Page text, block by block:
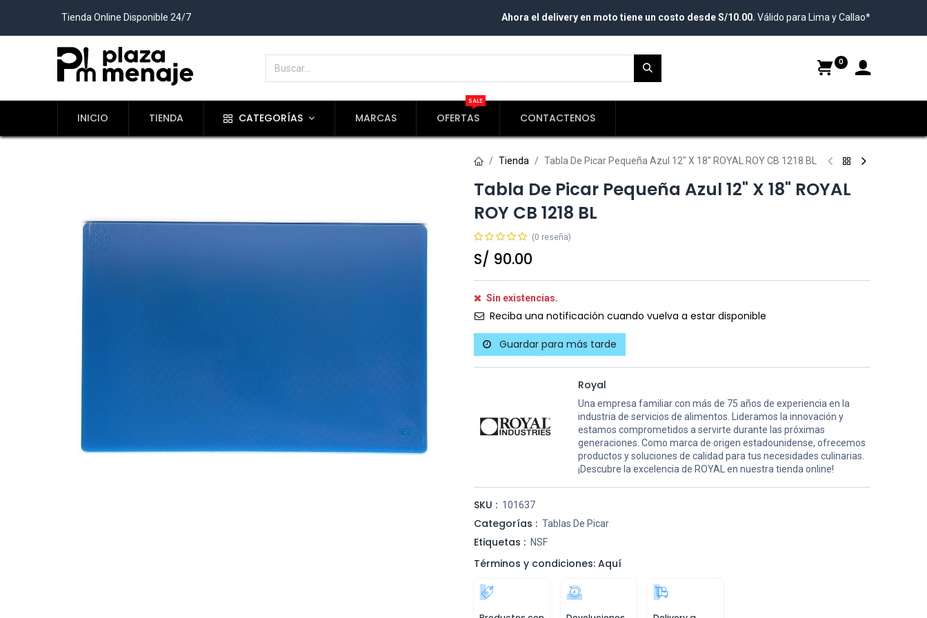
Tienda Online Disponible 24/7 Ahora el delivery en moto tiene un costo desde S/10.00. Válido para Lima y Callao*
0
INICIO TIENDA CATEGORÍAS MARCAS OFERTAS
SALE
CONTACTENOS
Tienda Tabla De Picar Pequeña Azul 12" X 18" ROYAL ROY CB 1218 BL
Tabla De Picar Pequeña Azul 12" X 18" ROYAL
ROY CB 1218 BL
(0 reseña)
S/ 90.00
Sin existencias.
Reciba una notificación cuando vuelva a estar disponible
Guardar para más tarde
Royal
Una empresa familiar con más de 75 años de experiencia en la
industria de servicios de alimentos. Lideramos la innovación y
estamos comprometidos a servirte durante las próximas
generaciones. Como marca de origen estadounidense, ofrecemos
productos y soluciones de calidad para tus necesidades culinarias.
¡Descubre la excelencia de ROYAL en nuestra tienda online!
SKU : 101637
Categorías : Tablas De Picar
Etiquetas : NSF
Términos y condiciones: Aquí